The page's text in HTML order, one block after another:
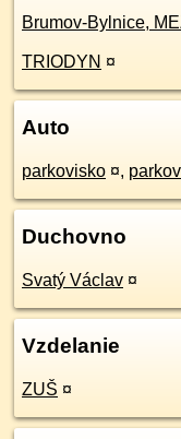
Brumov-Bylnice,
TRIODYN ¤
Auto
parkovisko ¤,
Duchovno
Svatý Václav ¤
Vzdelanie
ZUŠ ¤